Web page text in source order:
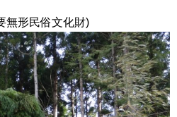
無形民俗文化財)